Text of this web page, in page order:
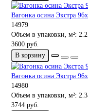
Вагонка осина Экстра
14979
Объем в упаковки, м²:
3600 руб.
В корзину
Вагонка осина Экстра
14980
Объем в упаковки, м²:
3744 руб.